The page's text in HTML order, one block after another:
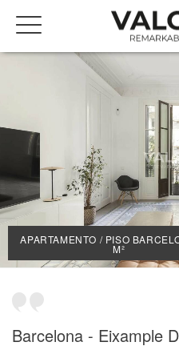
APARTAMENTO / PISO
M²
Barcelona - Eixample